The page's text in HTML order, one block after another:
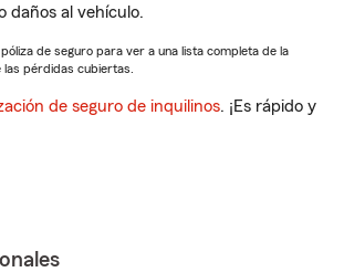
daños al vehículo.
de seguro para ver a una lista completa de la
pérdidas cubiertas.
de seguro de inquilinos. ¡Es rápido y